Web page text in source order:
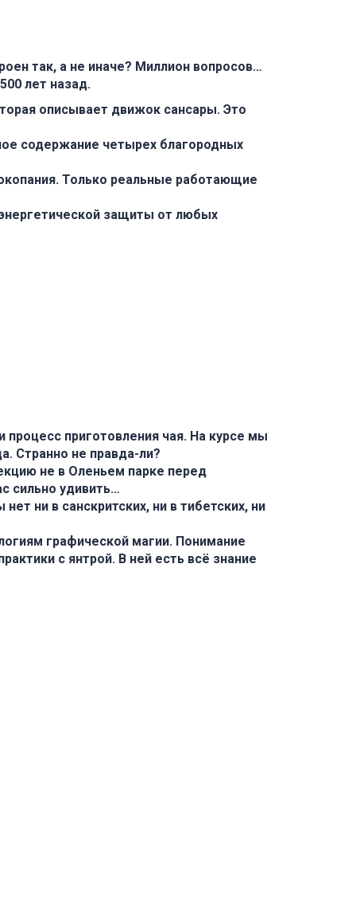
так, а не иначе? Миллион вопросов…
лет назад.
описывает движок сансары. Это
содержание четырех благородных
Только реальные работающие
защиты от любых
приготовления чая. На курсе мы
Странно не правда-ли?
не в Оленьем парке перед
сильно удивить…
ни в санскритских, ни в тибетских, ни
графической магии. Понимание
с янтрой. В ней есть всё знание